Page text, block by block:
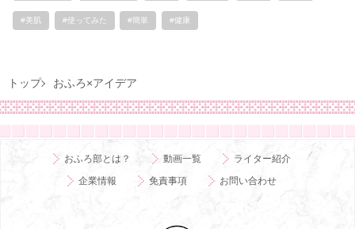
#美肌 #使ってみた #簡単 #健康
トップ おふろ×アイデア
おふろ部とは？ 動画一覧
ライター紹介
企業情報
免責事項 お問い合わせ